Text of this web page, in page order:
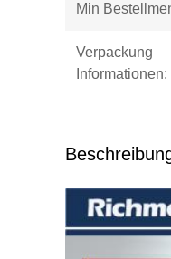
Min
Verpackung
Informationen: